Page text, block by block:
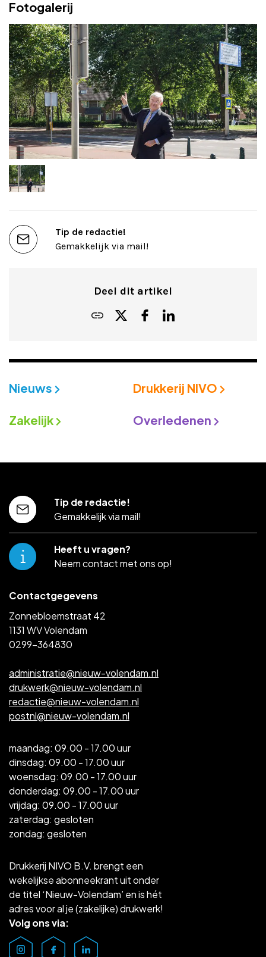
Fotogalerij
Tip de redactie!
Gemakkelijk via mail!
Deel dit artikel
Nieuws Drukkerij NIVO
Zakelijk Overledenen
Drukkerij NIVO B.V. brengt een
wekelijkse abonneekrant uit onder
de titel ‘Nieuw-Volendam’ en is hét
adres voor al je (zakelijke) drukwerk!
Volg ons via:
Contactgegevens
Zonnebloemstraat 42
1131 WV Volendam
0299-364830
administratie@nieuw-volendam.nl
drukwerk@nieuw-volendam.nl
redactie@nieuw-volendam.nl
postnl@nieuw-volendam.nl
maandag: 09.00 - 17.00 uur
dinsdag: 09.00 - 17.00 uur
woensdag: 09.00 - 17.00 uur
donderdag: 09.00 - 17.00 uur
vrijdag: 09.00 - 17.00 uur
zaterdag: gesloten
zondag: gesloten
Tip de redactie!
Gemakkelijk via mail!
Heeft u vragen?
Neem contact met ons op!